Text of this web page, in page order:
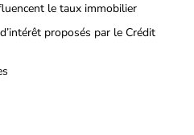
le taux immobilier
proposés par le Crédit